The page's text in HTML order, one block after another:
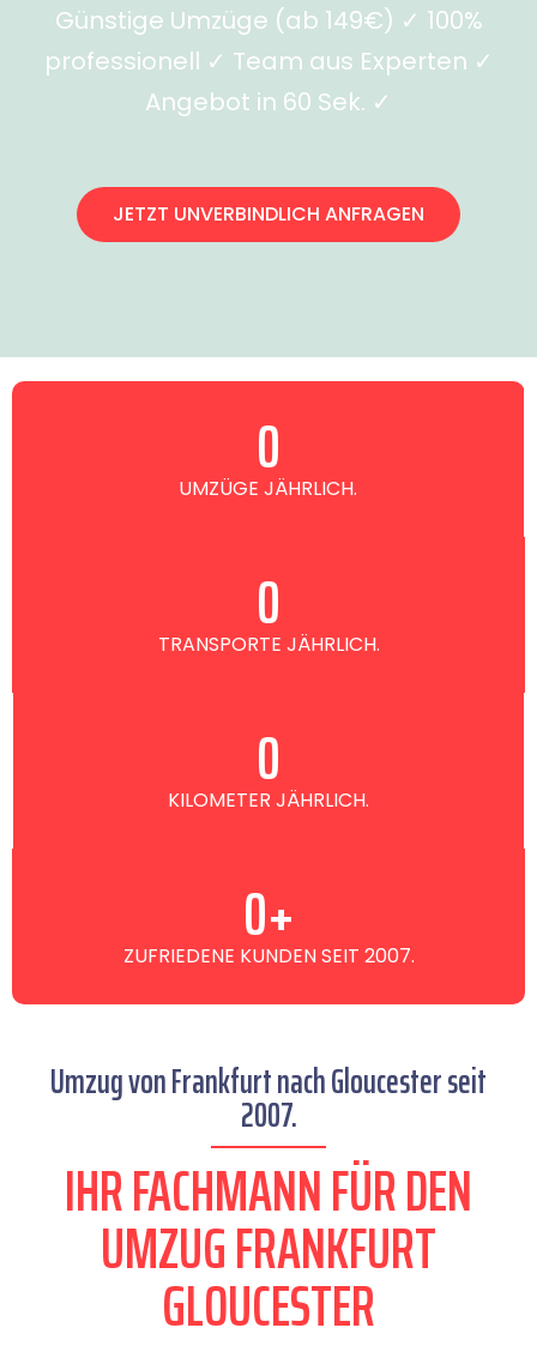
Günstige Umzüge (ab 149€) ✓ 100%
professionell ✓ Team aus Experten ✓
Angebot in 60 Sek. ✓
JETZT UNVERBINDLICH ANFRAGEN
UMZÜGE JÄHRLICH.
0
TRANSPORTE JÄHRLICH.
0
KILOMETER JÄHRLICH.
0
ZUFRIEDENE KUNDEN SEIT 2007.
0+
Umzug von Frankfurt nach Gloucester seit
2007.
IHR FACHMANN FÜR DEN
UMZUG FRANKFURT
GLOUCESTER